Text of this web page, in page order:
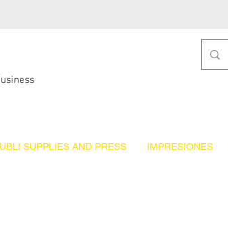
SUPPLIES AND PRESS IMPRESIONES